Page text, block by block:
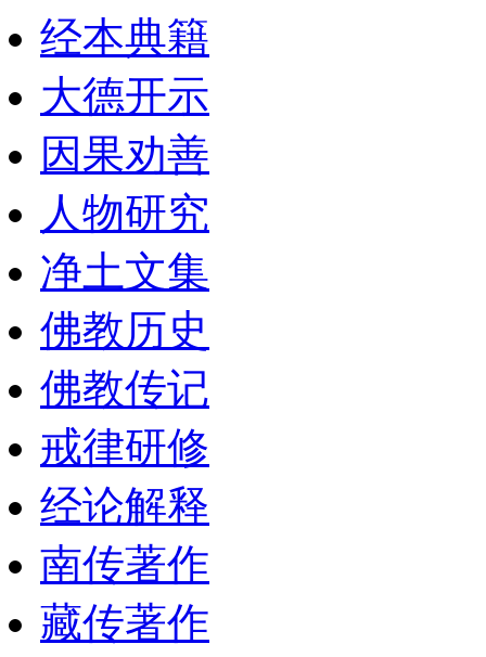
经本典籍
大德开示
因果劝善
人物研究
净土文集
佛教历史
佛教传记
戒律研修
经论解释
南传著作
藏传著作